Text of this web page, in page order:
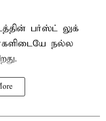
பர்ஸ்ட் லுக்
நல்ல